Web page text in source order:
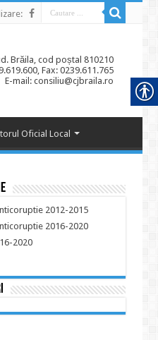
Brăila, cod poștal 810210
Fax: 0239.611.765
E-mail: consiliu@cjbraila.ro
Oficial Local
2012-2015
2016-2020
2020